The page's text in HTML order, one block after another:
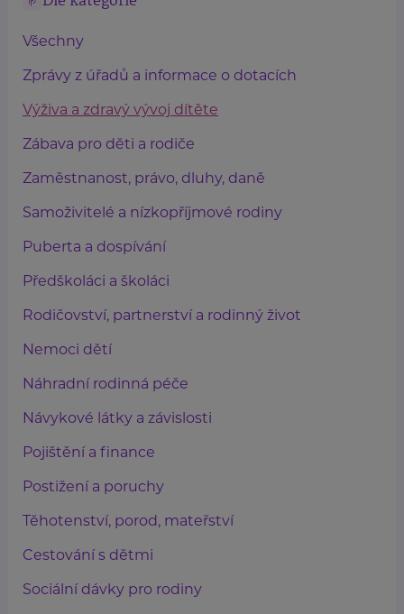
Všechny
Zprávy z úřadů a informace o dotacích
Výživa a zdravý vývoj dítěte
Zábava pro děti a rodiče
Zaměstnanost, právo, dluhy, daně
Samoživitelé a nízkopříjmové rodiny
Puberta a dospívání
Předškoláci a školáci
Rodičovství, partnerství a rodinný život
Nemoci dětí
Náhradní rodinná péče
Návykové látky a závislosti
Pojištění a finance
Postižení a poruchy
Těhotenství, porod, mateřství
Cestování s dětmi
Sociální dávky pro rodiny